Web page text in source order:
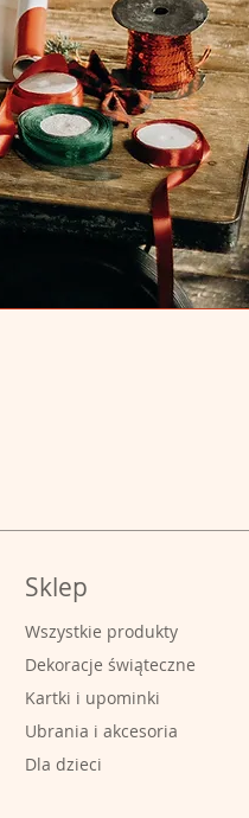
Sklep
Wszystkie produkty
Dekoracje świąteczne
Kartki i upominki
Ubrania i akcesoria
Dla dzieci